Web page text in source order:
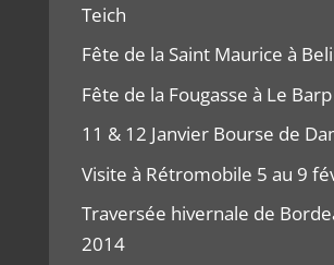
Teich
Fête de la Saint Maurice à
Fête de la Fougasse à Le Barp
11 & 12 Janvier Bourse de
Visite à Rétromobile 5 au 9
Traversée hivernale de
2014